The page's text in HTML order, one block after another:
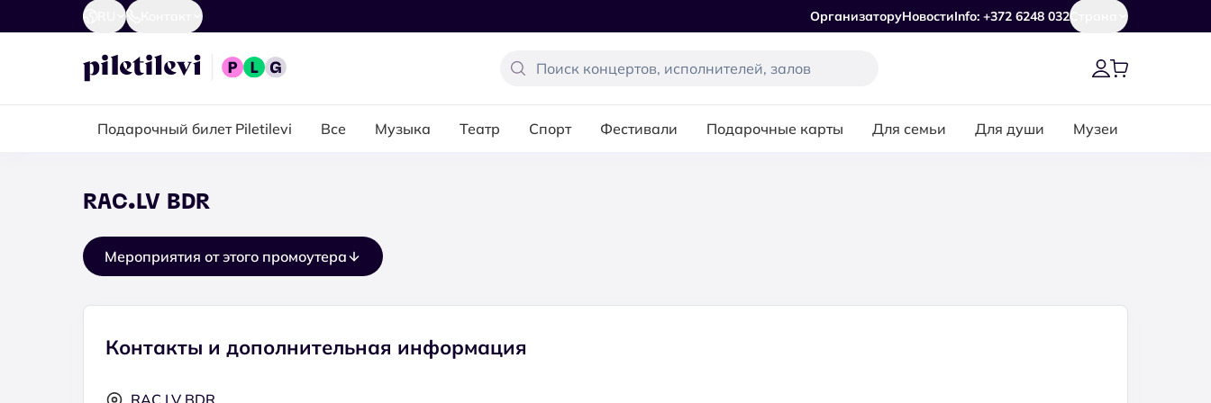
ОрганизаторуНовостиInfo: +372 6248 032Страна
Подарочный билет Piletilevi Все Музыка Театр Спорт Фестивали Подарочные карты Для семьи Для души Музеи
RAC.LV BDR
Мероприятия от этого промоутера
Контакты и дополнительная информация
RAC.LV BDR